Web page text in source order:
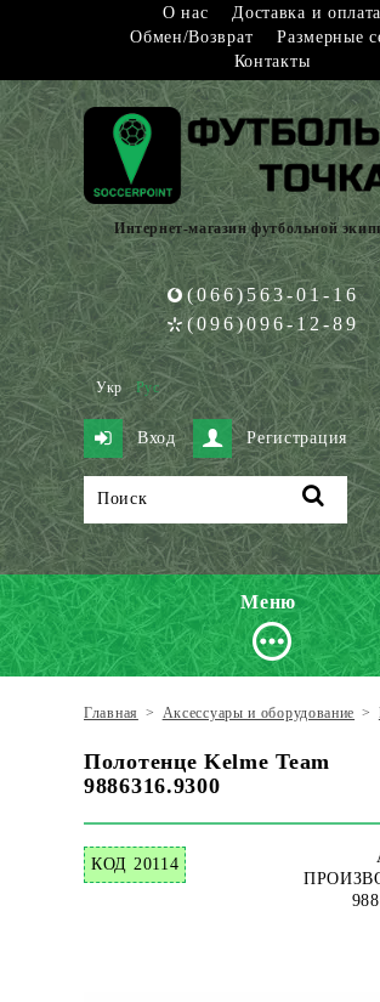
О нас
Доставка и оплата
Обмен/Возврат
Размерные
Контакты
Интернет-магазин футбольной
(066)563-01-16
(096)096-12-89
Укр Рус
Вход Регистрация
Меню
Главная > Аксессуары и оборудование >
Полотенце Kelme Team
9886316.9300
КОД 20114